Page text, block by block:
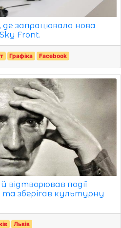
запрацювала нова
Front.
Графіка Facebook
відтворював події
та зберігав культурну
Львів